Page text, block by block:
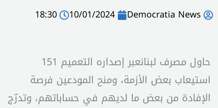
Democratia News
10/01/2024
18:30
حاول مصرف لبنانعبر إصداره التعميم 151
استيعاب بعض الأزمة، ومنح المودعين فرصة
الإفادة من بعض ما لديهم في حساباتهم، وتدرّج